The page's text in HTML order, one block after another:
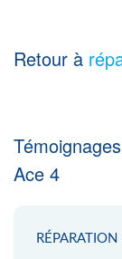
Retour à
Ace 4